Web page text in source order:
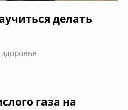
делать
газа на